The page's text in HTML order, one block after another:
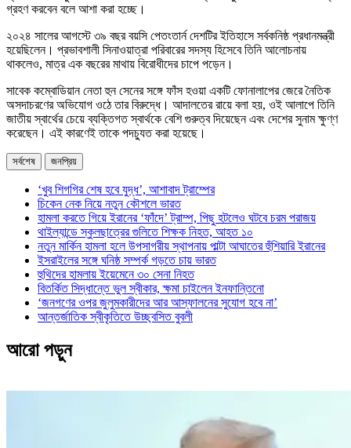
গ্রহণ করবেন বলে আশা করা হচ্ছে।
২০২৪ সালের আগস্টে ৩৯ বছর বয়সি পেতংতার্ন দেশটির ইতিহাসে সর্বকনিষ্ঠ প্রধানমন্ত্রী
হয়েছিলেন। প্রভাবশালী সিনাওয়াত্রা পরিবারের সদস্য হিসেবে তিনি আলোচনায়
থাকলেও, মাত্র এক বছরের মাথায় বিরোধীদের চাপে পড়েন।
সাবেক কম্বোডিয়ান নেতা হুন সেনের সঙ্গে ফাঁস হওয়া একটি ফোনালাপের জেরে নৈতিক
অসদাচরণের অভিযোগ ওঠে তার বিরুদ্ধে। আদালতের রায়ে বলা হয়, ওই আলাপে তিনি
জাতীয় স্বার্থের চেয়ে ব্যক্তিগত স্বার্থকে বেশি গুরুত্ব দিয়েছেন এবং দেশের সুনাম ক্ষুণ্ণ
করেছেন। এই কারণেই তাকে পদচ্যুত করা হয়েছে।
সর্বশেষ জনপ্রিয়
‘খুব শিগগির শেষ হবে যুদ্ধ’, আশাবাদ ট্রাম্পের
চিকেন নেক নিয়ে নতুন কৌশলে ভারত
হামলা করতে গিয়ে ইরানের ‘ফাঁদে’ ট্রাম্প, পিছু হটলেও ঘটবে চরম পরাজয়
থাইল্যান্ডে স্কুলছাত্রের গুলিতে শিক্ষক নিহত, আহত ১০
নতুন মার্কিন হামলা হলে উপসাগরীয় স্থাপনায় পাল্টা আঘাতের হুঁশিয়ারি ইরানের
ইসরাইলের সঙ্গে ঘনিষ্ঠ সম্পর্ক গড়তে চায় ভারত
হুথিদের হামলায় ইয়েমেনে ৩০ সেনা নিহত
বিতর্কিত সিদ্ধান্তে ভুল স্বীকার, ক্ষমা চাইলেন ইনফান্তিনো
‘জনগণের ওপর জুলুমকারীদের আর আস্ফালনের সুযোগ হবে না’
আন্তর্জাতিক স্বীকৃতিতে উচ্ছ্বসিত বুবলী
আরো পড়ুন